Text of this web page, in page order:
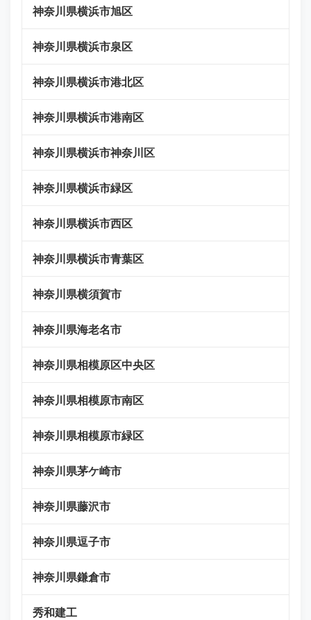
神奈川県横浜市旭区
神奈川県横浜市泉区
神奈川県横浜市港北区
神奈川県横浜市港南区
神奈川県横浜市神奈川区
神奈川県横浜市緑区
神奈川県横浜市西区
神奈川県横浜市青葉区
神奈川県横須賀市
神奈川県海老名市
神奈川県相模原区中央区
神奈川県相模原市南区
神奈川県相模原市緑区
神奈川県茅ケ崎市
神奈川県藤沢市
神奈川県逗子市
神奈川県鎌倉市
秀和建工